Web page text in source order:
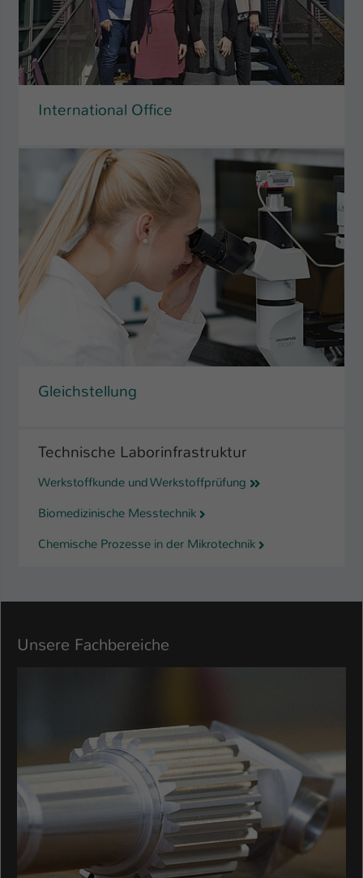
International Office
Gleichstellung
Technische Laborinfrastruktur
Werkstoffkunde und Werkstoffprüfung
Biomedizinische Messtechnik
Chemische Prozesse in der Mikrotechnik
Unsere Fachbereiche